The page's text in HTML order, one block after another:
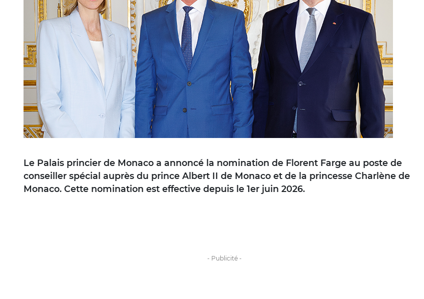
Le Palais princier de Monaco a annoncé la nomination de Florent Farge au poste de
conseiller spécial auprès du prince Albert II de Monaco et de la princesse Charlène de
Monaco. Cette nomination est effective depuis le 1er juin 2026.